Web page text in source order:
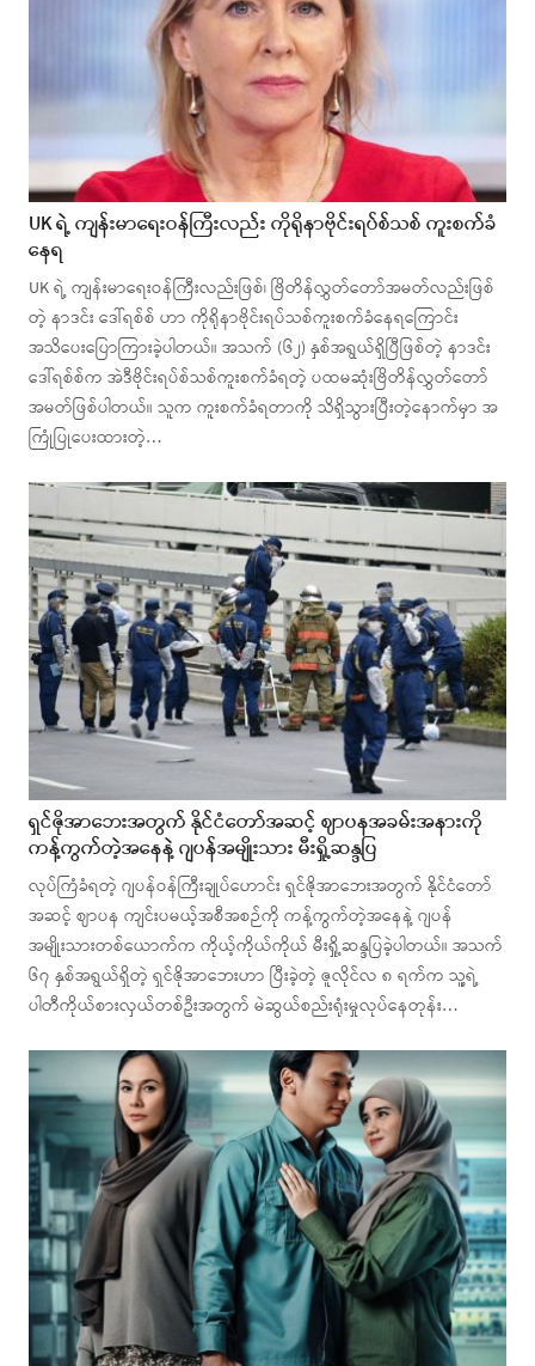
UK ရဲ့ ကျန်းမာရေးဝန်ကြီးလည်း ကိုရိုနာဗိုင်းရပ်စ်သစ် ကူးစက်ခံ
နေရ
UK ရဲ့ ကျန်းမာရေးဝန်ကြီးလည်းဖြစ်၊ ဗြိတိန်လွှတ်တော်အမတ်လည်းဖြစ်
တဲ့ နာဒင်း ဒေါ်ရစ်စ် ဟာ ကိုရိုနာဗိုင်းရပ်သစ်ကူးစက်ခံနေရကြောင်း
အသိပေးပြောကြားခဲ့ပါတယ်။ အသက် (၆၂) နှစ်အရွယ်ရှိပြီဖြစ်တဲ့ နာဒင်း
ဒေါ်ရစ်စ်က အဲဒီဗိုင်းရပ်စ်သစ်ကူးစက်ခံရတဲ့ ပထမဆုံးဗြိတိန်လွှတ်တော်
အမတ်ဖြစ်ပါတယ်။ သူက ကူးစက်ခံရတာကို သိရှိသွားပြီးတဲ့နောက်မှာ အ
ကြုံပြုပေးထားတဲ့…
ရှင်ဇိုအာဘေးအတွက် နိုင်ငံတော်အဆင့် ဈာပနအခမ်းအနားကို
ကန့်ကွက်တဲ့အနေနဲ့ ဂျပန်အမျိုးသား မီးရှို့ဆန္ဒပြ
လုပ်ကြံခံရတဲ့ ဂျပန်ဝန်ကြီးချုပ်ဟောင်း ရှင်ဇိုအာဘေးအတွက် နိုင်ငံတော်
အဆင့် ဈာပန ကျင်းပမယ့်အစီအစဉ်ကို ကန့်ကွက်တဲ့အနေနဲ့ ဂျပန်
အမျိုးသားတစ်ယောက်က ကိုယ့်ကိုယ်ကိုယ် မီးရှို့ဆန္ဒပြခဲ့ပါတယ်။ အသက်
၆၇ နှစ်အရွယ်ရှိတဲ့ ရှင်ဇိုအာဘေးဟာ ပြီးခဲ့တဲ့ ဇူလိုင်လ ၈ ရက်က သူ့ရဲ့
ပါတီကိုယ်စားလှယ်တစ်ဦးအတွက် မဲဆွယ်စည်းရုံးမှုလုပ်နေတုန်း…